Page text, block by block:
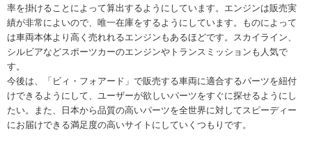
率を掛けることによって算出するようにしています。エンジンは販売実
績が非常によいので、唯一在庫をするようにしています。ものによって
は車両本体より高く売れれるエンジンもあるほどです。スカイライン、
シルビアなどスポーツカーのエンジンやトランスミッションも人気で
す。
今後は、「ビィ・フォアード」で販売する車両に適合するパーツを紐付
けできるようにして、ユーザーが欲しいパーツをすぐに探せるようにし
たい。また、日本から品質の高いパーツを全世界に対してスピーディー
にお届けできる満足度の高いサイトにしていくつもりです。